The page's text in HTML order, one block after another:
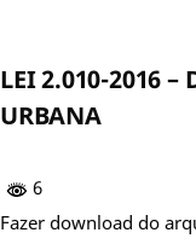
LEI 2.010-2016 –
URBANA
6
Fazer download do